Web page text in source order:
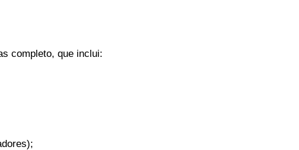
completo, que inclui: